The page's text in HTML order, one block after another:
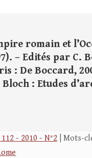
romain et
– Edités par C.
: De Boccard,
: Etudes
- 2010 - N°2 | Mots-